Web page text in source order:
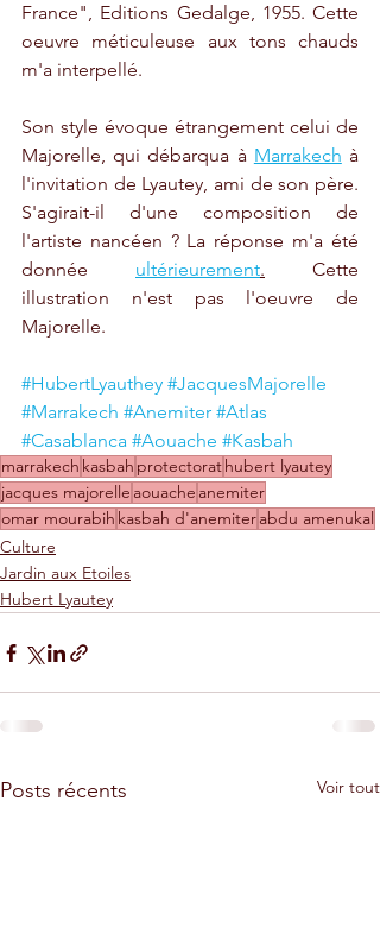
France", Editions Gedalge, 1955. Cette
oeuvre méticuleuse aux tons chauds
m'a interpellé.
Son style évoque étrangement celui de
Majorelle, qui débarqua à Marrakech à
l'invitation de Lyautey, ami de son père.
S'agirait-il d'une composition de
l'artiste nancéen ? La réponse m'a été
donnée ultérieurement. Cette
illustration n'est pas l'oeuvre de
Majorelle.
#HubertLyauthey #JacquesMajorelle
#Marrakech #Anemiter #Atlas
#Casablanca #Aouache #Kasbah
marrakech kasbah protectorat hubert lyautey
jacques majorelle aouache anemiter
omar mourabih kasbah d'anemiterabdu amenukal
Culture
Jardin aux Etoiles
Hubert Lyautey
Posts récents Voir tout